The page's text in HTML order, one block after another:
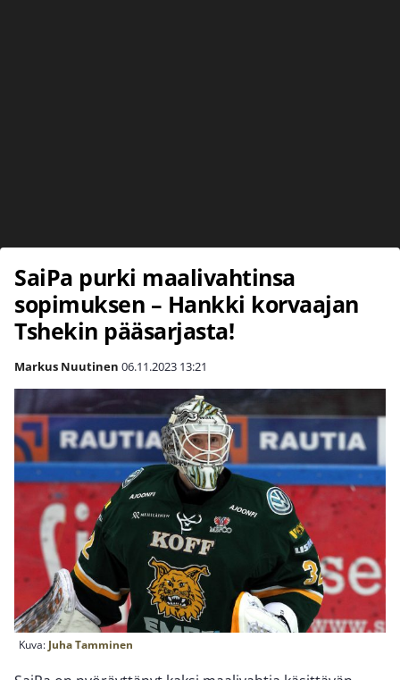
SaiPa purki maalivahtinsa
sopimuksen – Hankki korvaajan
Tshekin pääsarjasta!
Markus Nuutinen 06.11.2023 13:21
Kuva: Juha Tamminen